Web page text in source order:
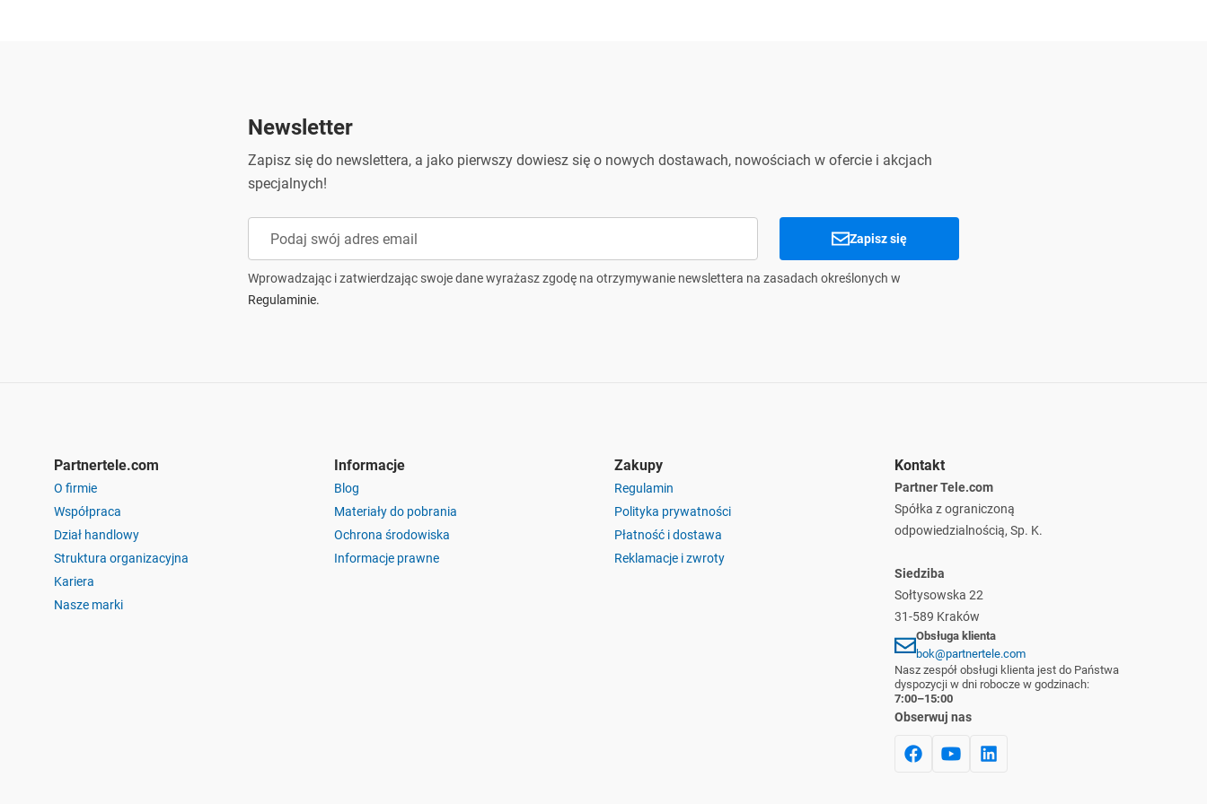
Newsletter
Zapisz się do newslettera, a jako pierwszy dowiesz się o nowych dostawach, nowościach w ofercie i akcjach
specjalnych!
Zapisz się
Wprowadzając i zatwierdzając swoje dane wyrażasz zgodę na otrzymywanie newslettera na zasadach określonych w
Regulaminie.
Partnertele.com
O firmie
Współpraca
Dział handlowy
Struktura organizacyjna
Kariera
Nasze marki
Informacje
Blog
Materiały do pobrania
Ochrona środowiska
Informacje prawne
Zakupy
Regulamin
Polityka prywatności
Płatność i dostawa
Reklamacje i zwroty
Kontakt
Partner Tele.com
Spółka z ograniczoną
odpowiedzialnością, Sp. K.
Siedziba
Sołtysowska 22
31-589 Kraków
Obsługa klienta
bok@partnertele.com
Nasz zespół obsługi klienta jest do Państwa
dyspozycji w dni robocze w godzinach:
7:00–15:00
Obserwuj nas